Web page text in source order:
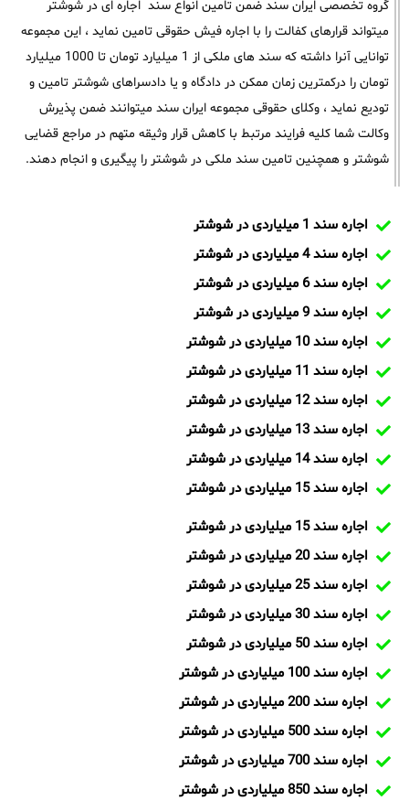
گروه تخصصی ایران سند ضمن تامین انواع سند اجاره ای در شوشتر
میتواند قرارهای کفالت را با اجاره فیش حقوقی تامین نماید ، این مجموعه
توانایی آنرا داشته که سند های ملکی از 1 میلیارد تومان تا 1000 میلیارد
تومان را درکمترین زمان ممکن در دادگاه و یا دادسراهای شوشتر تامین و
تودیع نماید ، وکلای حقوقی مجموعه ایران سند میتوانند ضمن پذیرش
وکالت شما کلیه فرایند مرتبط با کاهش قرار وثیقه متهم در مراجع قضایی
شوشتر و همچنین تامین سند ملکی در شوشتر را پیگیری و انجام دهند.
اجاره سند 1 میلیاردی در شوشتر
اجاره سند 4 میلیاردی در شوشتر
اجاره سند 6 میلیاردی در شوشتر
اجاره سند 9 میلیاردی در شوشتر
اجاره سند 10 میلیاردی در شوشتر
اجاره سند 11 میلیاردی در شوشتر
اجاره سند 12 میلیاردی در شوشتر
اجاره سند 13 میلیاردی در شوشتر
اجاره سند 14 میلیاردی در شوشتر
اجاره سند 15 میلیاردی در شوشتر
اجاره سند 15 میلیاردی در شوشتر
اجاره سند 20 میلیاردی در شوشتر
اجاره سند 25 میلیاردی در شوشتر
اجاره سند 30 میلیاردی در شوشتر
اجاره سند 50 میلیاردی در شوشتر
اجاره سند 100 میلیاردی در شوشتر
اجاره سند 200 میلیاردی در شوشتر
اجاره سند 500 میلیاردی در شوشتر
اجاره سند 700 میلیاردی در شوشتر
اجاره سند 850 میلیاردی در شوشتر